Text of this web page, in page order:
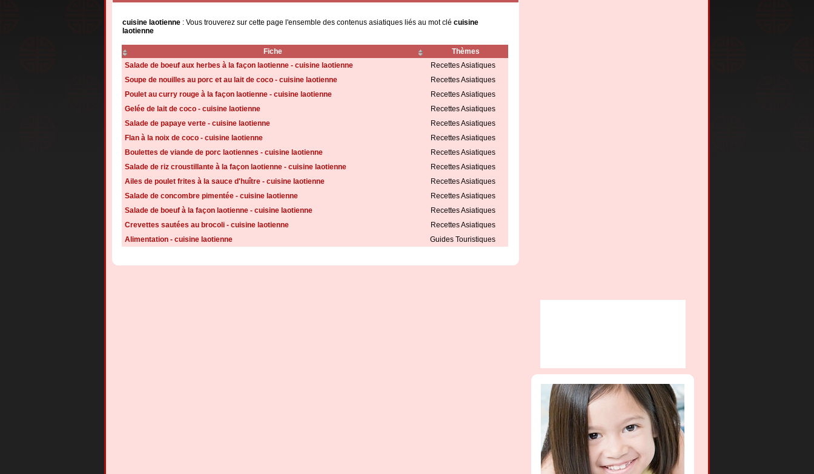
cuisine laotienne : Vous trouverez sur cette page l'ensemble des contenus asiatiques liés au mot clé cuisine
laotienne
Fiche
Thèmes
Salade de boeuf aux herbes à la façon laotienne - cuisine laotienne
Recettes Asiatiques
Soupe de nouilles au porc et au lait de coco - cuisine laotienne
Recettes Asiatiques
Poulet au curry rouge à la façon laotienne - cuisine laotienne
Recettes Asiatiques
Gelée de lait de coco - cuisine laotienne
Recettes Asiatiques
Salade de papaye verte - cuisine laotienne
Recettes Asiatiques
Flan à la noix de coco - cuisine laotienne
Recettes Asiatiques
Boulettes de viande de porc laotiennes - cuisine laotienne
Recettes Asiatiques
Salade de riz croustillante à la façon laotienne - cuisine laotienne
Recettes Asiatiques
Ailes de poulet frites à la sauce d'huître - cuisine laotienne
Recettes Asiatiques
Salade de concombre pimentée - cuisine laotienne
Recettes Asiatiques
Salade de boeuf à la façon laotienne - cuisine laotienne
Recettes Asiatiques
Crevettes sautées au brocoli - cuisine laotienne
Recettes Asiatiques
Alimentation - cuisine laotienne
Guides Touristiques